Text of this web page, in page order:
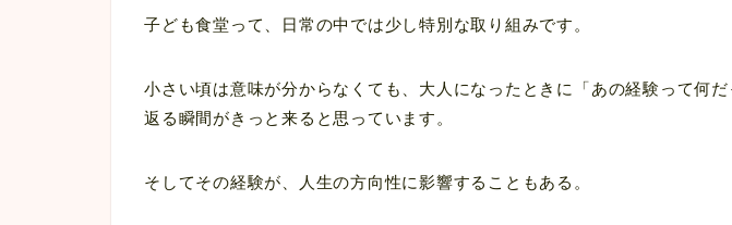
子ども食堂って、日常の中では少し特別な取り組みです。
小さい頃は意味が分からなくても、大人になったときに「あの経験って何
返る瞬間がきっと来ると思っています。
そしてその経験が、人生の方向性に影響することもある。